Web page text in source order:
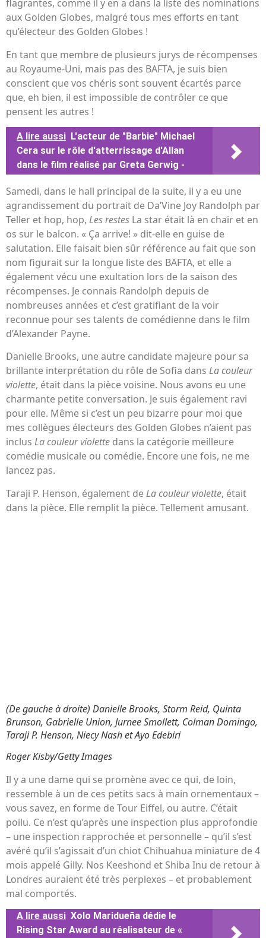
flagrantes, comme il y en a dans la liste des nominations
aux Golden Globes, malgré tous mes efforts en tant
qu’électeur des Golden Globes !
En tant que membre de plusieurs jurys de récompenses
au Royaume-Uni, mais pas des BAFTA, je suis bien
conscient que vos chéris sont souvent écartés parce
que, eh bien, il est impossible de contrôler ce que
pensent les autres !
A lire aussi L'acteur de "Barbie" Michael
Cera sur le rôle d'atterrissage d'Allan
dans le film réalisé par Greta Gerwig -
Samedi, dans le hall principal de la suite, il y a eu une
agrandissement du portrait de Da’Vine Joy Randolph par
Teller et hop, hop, Les restes La star était là en chair et en
os sur le balcon. « Ça arrive! » dit-elle en guise de
salutation. Elle faisait bien sûr référence au fait que son
nom figurait sur la longue liste des BAFTA, et elle a
également vécu une exultation lors de la saison des
récompenses. Je connais Randolph depuis de
nombreuses années et c’est gratifiant de la voir
reconnue pour ses talents de comédienne dans le film
d’Alexander Payne.
Danielle Brooks, une autre candidate majeure pour sa
brillante interprétation du rôle de Sofia dans La couleur
violette, était dans la pièce voisine. Nous avons eu une
charmante petite conversation. Je suis également ravi
pour elle. Même si c’est un peu bizarre pour moi que
mes collègues électeurs des Golden Globes n’aient pas
inclus La couleur violette dans la catégorie meilleure
comédie musicale ou comédie. Encore une fois, ne me
lancez pas.
Taraji P. Henson, également deLa couleur violette, était
dans la pièce. Elle remplit la pièce. Tellement amusant.
(De gauche à droite) Danielle Brooks, Storm Reid, Quinta
Brunson, Gabrielle Union, Jurnee Smollett, Colman Domingo,
Taraji P. Henson, Niecy Nash et Ayo Edebiri
Roger Kisby/Getty Images
Il y a une dame qui se promène avec ce qui, de loin,
ressemble à un de ces petits sacs à main ornementaux –
vous savez, en forme de Tour Eiffel, ou autre. C’était
poilu. Ce n’est qu’après une inspection plus approfondie
– une inspection rapprochée et personnelle – qu’il s’est
avéré qu’il s’agissait d’un chiot Chihuahua miniature de 4
mois appelé Gilly. Nos Keeshond et Shiba Inu de retour à
Londres auraient été très perplexes – et probablement
mal comportés.
A lire aussi Xolo Maridueña dédie le
Rising Star Award au réalisateur de «